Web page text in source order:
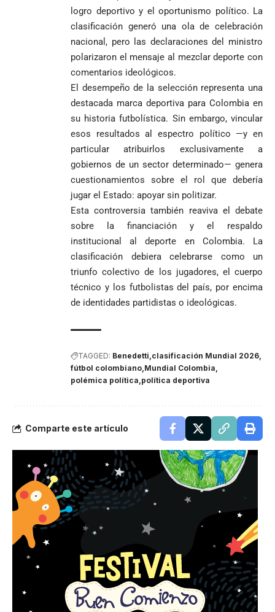
logro deportivo y el oportunismo político. La
clasificación generó una ola de celebración
nacional, pero las declaraciones del ministro
polarizaron el mensaje al mezclar deporte con
comentarios ideológicos.
El desempeño de la selección representa una
destacada marca deportiva para Colombia en
su historia futbolística. Sin embargo, vincular
esos resultados al espectro político —y en
particular atribuirlos exclusivamente a
gobiernos de un sector determinado— genera
cuestionamientos sobre el rol que debería
jugar el Estado: apoyar sin politizar.
Esta controversia también reaviva el debate
sobre la financiación y el respaldo
institucional al deporte en Colombia. La
clasificación debiera celebrarse como un
triunfo colectivo de los jugadores, el cuerpo
técnico y los futbolistas del país, por encima
de identidades partidistas o ideológicas.
TAGGED: Benedetti clasificación Mundial 2026
fútbol colombiano Mundial Colombia
polémica política política deportiva
Comparte este artículo